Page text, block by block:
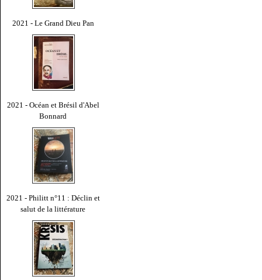
2021 - Le Grand Dieu Pan
2021 - Océan et Brésil d'Abel
Bonnard
2021 - Philitt n°11 : Déclin et
salut de la littérature